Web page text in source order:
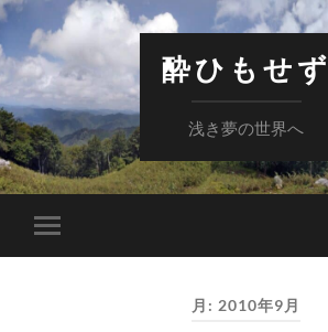
酔ひもせず
浅き夢の世界へ
モ
バ
月: 2010年9月